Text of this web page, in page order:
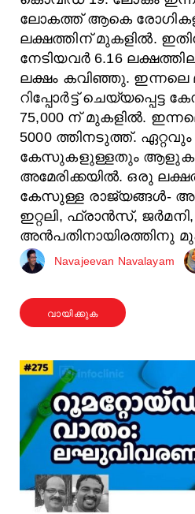
ലോകത്ത് ആകെ
ലക്ഷത്തിന് മുകളിൽ.
നേടിയവർ 6.16
ലക്ഷം കവിഞ്ഞു. ഇന്നലെ
റിപ്പോർട്ട്
75,000 ന് മുകളിൽ.
5000 ത്തിനടുത്ത്.
കേസുകളുള്ളതും ആളുകൾ
അമേരിക്കയിൽ. ഒരു
കേസുള്ള രാജ്യങ്ങൾ-
ഇറ്റലി, ഫ്രാൻസ്,
അൻപതിനായിരത്തിനു
Navajeevan Navalayam
വായിക്കുക